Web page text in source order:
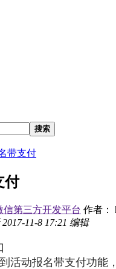
搜索
带支付
付
信第三方开发平台 作者：
11-8 17:21 编辑
活动报名带支付功能